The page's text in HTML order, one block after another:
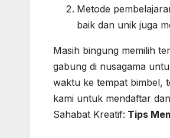
Metode
baik dan unik juga
Masih bingung memilih
gabung di nusagama
waktu ke tempat bimbel,
kami untuk mendaftar
Sahabat Kreatif: Tips